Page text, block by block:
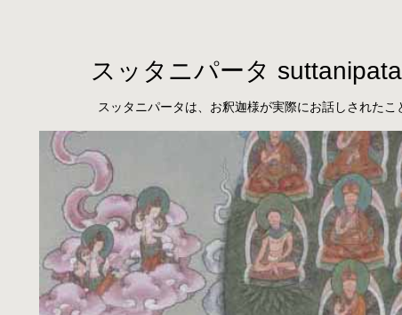
スッタニパータは、お釈迦様が実際にお話しされたこ
スッタニパータ suttanipata